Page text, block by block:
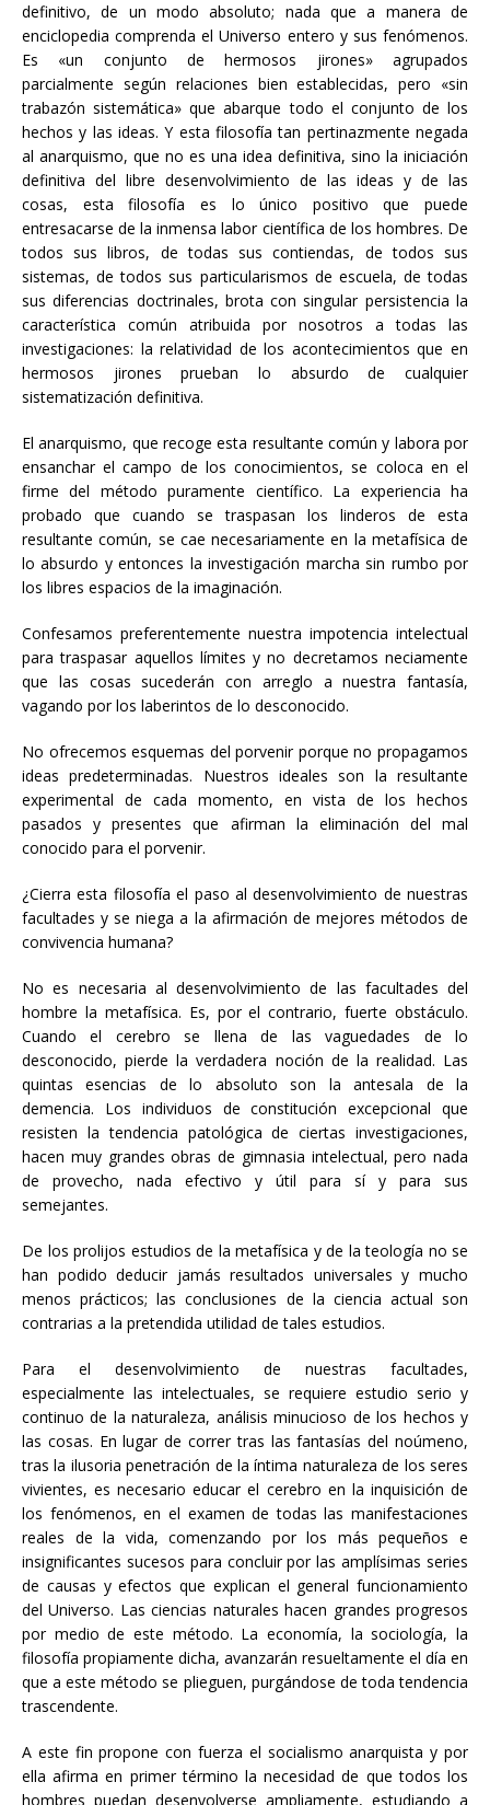
definitivo, de un modo absoluto; nada que a manera de
enciclopedia comprenda el Universo entero y sus fenómenos.
Es «un conjunto de hermosos jirones» agrupados
parcialmente según relaciones bien establecidas, pero «sin
trabazón sistemática» que abarque todo el conjunto de los
hechos y las ideas. Y esta filosofía tan pertinazmente negada
al anarquismo, que no es una idea definitiva, sino la iniciación
definitiva del libre desenvolvimiento de las ideas y de las
cosas, esta filosofía es lo único positivo que puede
entresacarse de la inmensa labor científica de los hombres. De
todos sus libros, de todas sus contiendas, de todos sus
sistemas, de todos sus particularismos de escuela, de todas
sus diferencias doctrinales, brota con singular persistencia la
característica común atribuida por nosotros a todas las
investigaciones: la relatividad de los acontecimientos que en
hermosos jirones prueban lo absurdo de cualquier
sistematización definitiva.
El anarquismo, que recoge esta resultante común y labora por
ensanchar el campo de los conocimientos, se coloca en el
firme del método puramente científico. La experiencia ha
probado que cuando se traspasan los linderos de esta
resultante común, se cae necesariamente en la metafísica de
lo absurdo y entonces la investigación marcha sin rumbo por
los libres espacios de la imaginación.
Confesamos preferentemente nuestra impotencia intelectual
para traspasar aquellos límites y no decretamos neciamente
que las cosas sucederán con arreglo a nuestra fantasía,
vagando por los laberintos de lo desconocido.
No ofrecemos esquemas del porvenir porque no propagamos
ideas predeterminadas. Nuestros ideales son la resultante
experimental de cada momento, en vista de los hechos
pasados y presentes que afirman la eliminación del mal
conocido para el porvenir.
¿Cierra esta filosofía el paso al desenvolvimiento de nuestras
facultades y se niega a la afirmación de mejores métodos de
convivencia humana?
No es necesaria al desenvolvimiento de las facultades del
hombre la metafísica. Es, por el contrario, fuerte obstáculo.
Cuando el cerebro se llena de las vaguedades de lo
desconocido, pierde la verdadera noción de la realidad. Las
quintas esencias de lo absoluto son la antesala de la
demencia. Los individuos de constitución excepcional que
resisten la tendencia patológica de ciertas investigaciones,
hacen muy grandes obras de gimnasia intelectual, pero nada
de provecho, nada efectivo y útil para sí y para sus
semejantes.
De los prolijos estudios de la metafísica y de la teología no se
han podido deducir jamás resultados universales y mucho
menos prácticos; las conclusiones de la ciencia actual son
contrarias a la pretendida utilidad de tales estudios.
Para el desenvolvimiento de nuestras facultades,
especialmente las intelectuales, se requiere estudio serio y
continuo de la naturaleza, análisis minucioso de los hechos y
las cosas. En lugar de correr tras las fantasías del noúmeno,
tras la ilusoria penetración de la íntima naturaleza de los seres
vivientes, es necesario educar el cerebro en la inquisición de
los fenómenos, en el examen de todas las manifestaciones
reales de la vida, comenzando por los más pequeños e
insignificantes sucesos para concluir por las amplísimas series
de causas y efectos que explican el general funcionamiento
del Universo. Las ciencias naturales hacen grandes progresos
por medio de este método. La economía, la sociología, la
filosofía propiamente dicha, avanzarán resueltamente el día en
que a este método se plieguen, purgándose de toda tendencia
trascendente.
A este fin propone con fuerza el socialismo anarquista y por
ella afirma en primer término la necesidad de que todos los
hombres puedan desenvolverse ampliamente, estudiando a